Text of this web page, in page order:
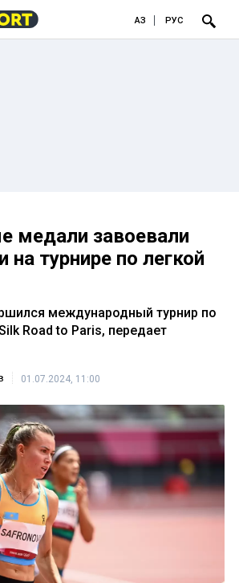
ҚАЗ РУС
медали завоевали
на турнире по легкой
международный турнир по
Road to Paris, передает
01.07.2024, 11:00